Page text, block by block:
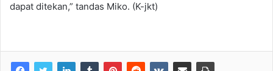
dapat ditekan,” tandas Miko. (K-jkt)